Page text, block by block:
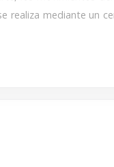
realiza mediante un